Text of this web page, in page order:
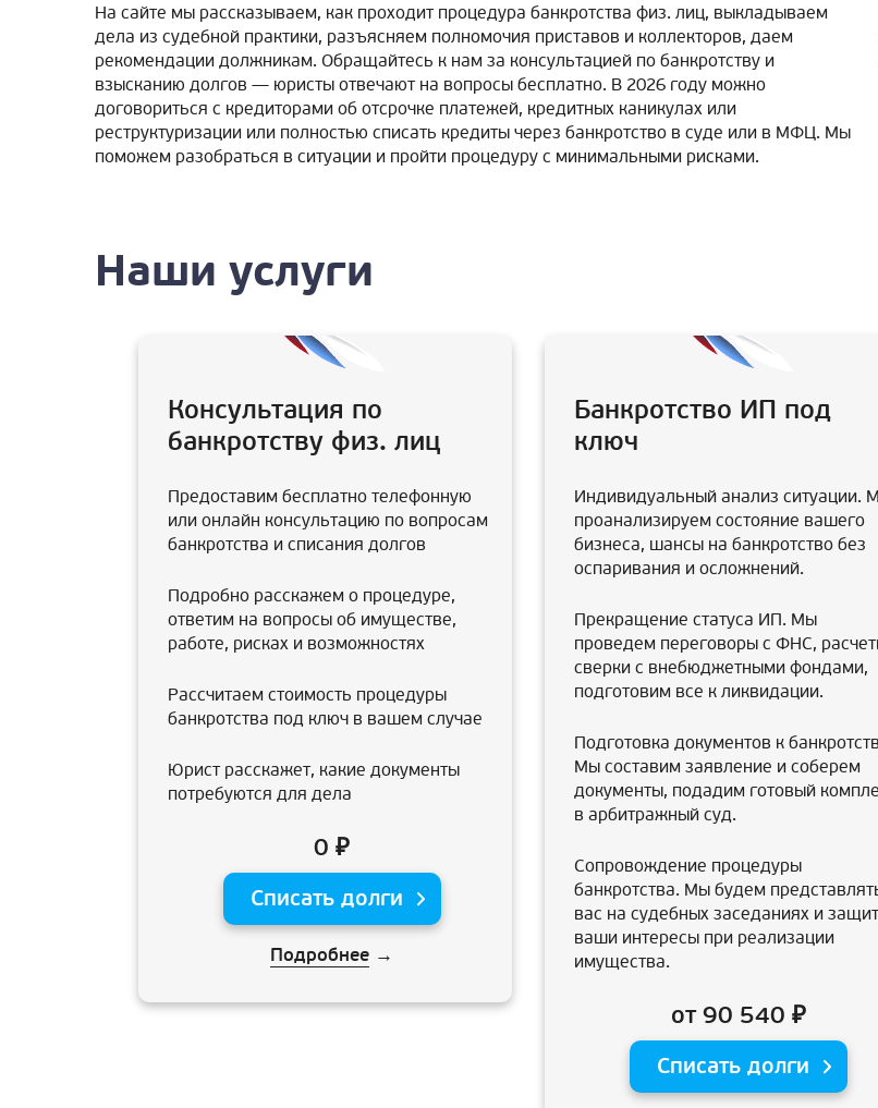
На сайте мы рассказываем, как проходит процедура банкротства физ. лиц, выкладываем
дела из судебной практики, разъясняем полномочия приставов и коллекторов, даем
рекомендации должникам. Обращайтесь к нам за консультацией по банкротству и
взысканию долгов — юристы отвечают на вопросы бесплатно. В 2026 году можно
договориться с кредиторами об отсрочке платежей, кредитных каникулах или
реструктуризации или полностью списать кредиты через банкротство в суде или в МФЦ. Мы
поможем разобраться в ситуации и пройти процедуру с минимальными рисками.
Наши услуги
Консультация по
банкротству физ. лиц
Предоставим бесплатно телефонную
или онлайн консультацию по вопросам
банкротства и списания долгов
Подробно расскажем о процедуре,
ответим на вопросы об имуществе,
работе, рисках и возможностях
Рассчитаем стоимость процедуры
банкротства под ключ в вашем случае
Юрист расскажет, какие документы
потребуются для дела
0 ₽
Списать долги
Подробнее →
Банкротство ИП под
ключ
Индивидуальный анализ ситуации.
проанализируем состояние вашего
бизнеса, шансы на банкротство без
оспаривания и осложнений.
Прекращение статуса ИП. Мы
проведем переговоры с ФНС,
сверки с внебюджетными фондами,
подготовим все к ликвидации.
Подготовка документов к
Мы составим заявление и соберем
документы, подадим готовый
в арбитражный суд.
Сопровождение процедуры
банкротства. Мы будем
вас на судебных заседаниях и
ваши интересы при реализации
имущества.
от 90 540 ₽
Списать долги